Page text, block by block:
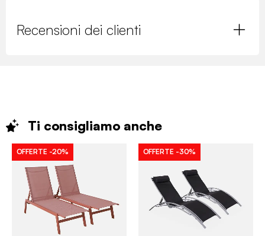
Recensioni dei clienti
Ti consigliamo anche
OFFERTE -20% OFFERTE -30%